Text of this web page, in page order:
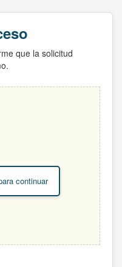
que la solicitud
continuar